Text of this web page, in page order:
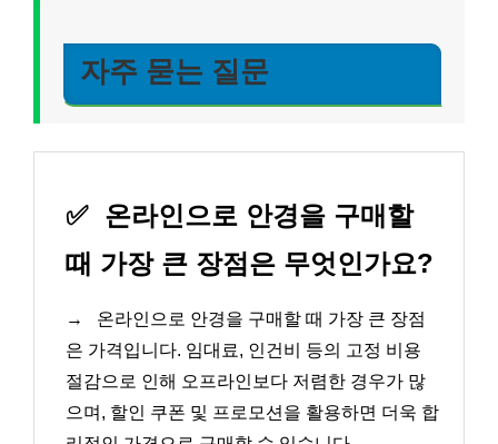
자주 묻는 질문
✅ 온라인으로 안경을 구매할
때 가장 큰 장점은 무엇인가요?
→
온라인으로 안경을 구매할 때 가장 큰 장점
은 가격입니다. 임대료, 인건비 등의 고정 비용
절감으로 인해 오프라인보다 저렴한 경우가 많
으며, 할인 쿠폰 및 프로모션을 활용하면 더욱 합